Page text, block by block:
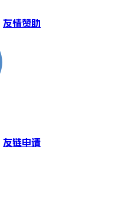
友情赞助
友链申请